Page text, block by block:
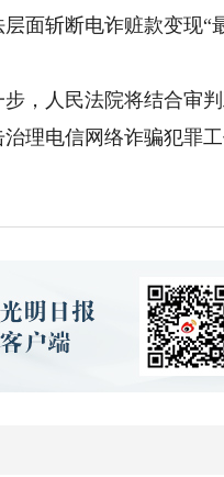
面斩断电诈赃款变现
人民法院将结合审判
理电信网络诈骗犯罪